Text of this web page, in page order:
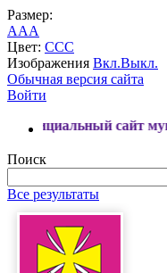
Размер:
AAA
Цвет: CCC
Изображения Вкл.Выкл.
Обычная версия сайта
Войти
сайт
Поиск
Все результаты